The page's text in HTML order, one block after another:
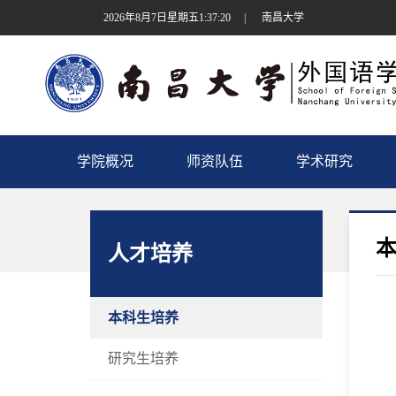
2026年8月7日星期五1:37:21 南昌大学
学院概况 师资队伍 学术研究
人才培养
本科生培养
研究生培养